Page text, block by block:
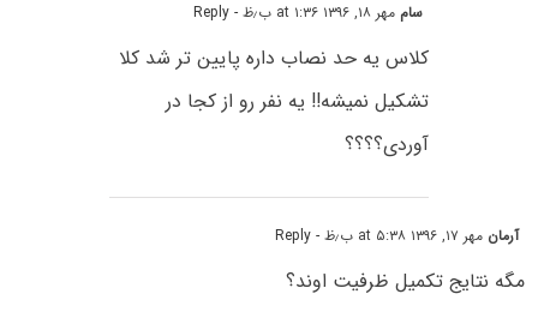
سام مهر ۱۸, ۱۳۹۶ at ۱:۳۶ ب٫ظ - Reply
کلاس یه حد نصاب داره پایین تر شد کلا
تشکیل نمیشه!! یه نفر رو از کجا در
آوردی؟؟؟؟
آرمان مهر ۱۷, ۱۳۹۶ at ۵:۳۸ ب٫ظ - Reply
مگه نتایج تکمیل ظرفیت اوند؟